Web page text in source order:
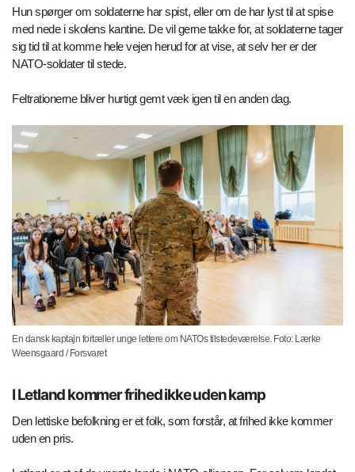
Hun spørger om soldaterne har spist, eller om de har lyst til at spise
med nede i skolens kantine. De vil gerne takke for, at soldaterne tager
sig tid til at komme hele vejen herud for at vise, at selv her er der
NATO-soldater til stede.
Feltrationerne bliver hurtigt gemt væk igen til en anden dag.
En dansk kaptajn fortæller unge lettere om NATOs tilstedeværelse. Foto: Lærke
Weensgaard / Forsvaret
I Letland kommer frihed ikke uden kamp
Den lettiske befolkning er et folk, som forstår, at frihed ikke kommer
uden en pris.